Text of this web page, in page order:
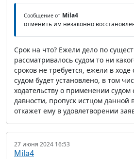
Сообщение от Mila4
отменить им незаконно
Срок на что? Ежели дело по
рассматривалось судом то ни
сроков не требуется, ежели в
судом будет установлено, в том
ходательству о применении судом
давности, пропуск истцом данной
откажет ему в удовлетворении
27 июня 2024 16:53
Mila4